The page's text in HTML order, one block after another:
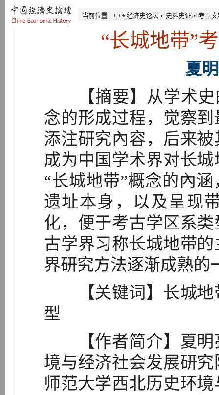
当前位置： 中国经济史论坛 » 史料史证 » 考古文
“长城地带”
夏
【摘要】从学术史
念的形成过程，觉察
添注研究內容，后来
成为中国学术界对长
“长城地带”概念的內
遗址本身，以及呈现
化，便于考古学区系
古学界习称长城地带
界研究方法逐渐成熟的
【关键词】长城地
型
【作者简介】夏明
境与经济社会发展研
师范大学西北历史环